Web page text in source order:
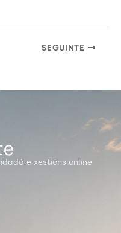
SEGUINTE
e xestións online